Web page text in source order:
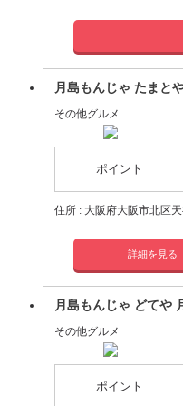
月島もんじゃ たまと
その他グルメ
ポイント
住所 : 大阪府大阪市北区
詳細を見る
月島もんじゃ どてや
その他グルメ
ポイント